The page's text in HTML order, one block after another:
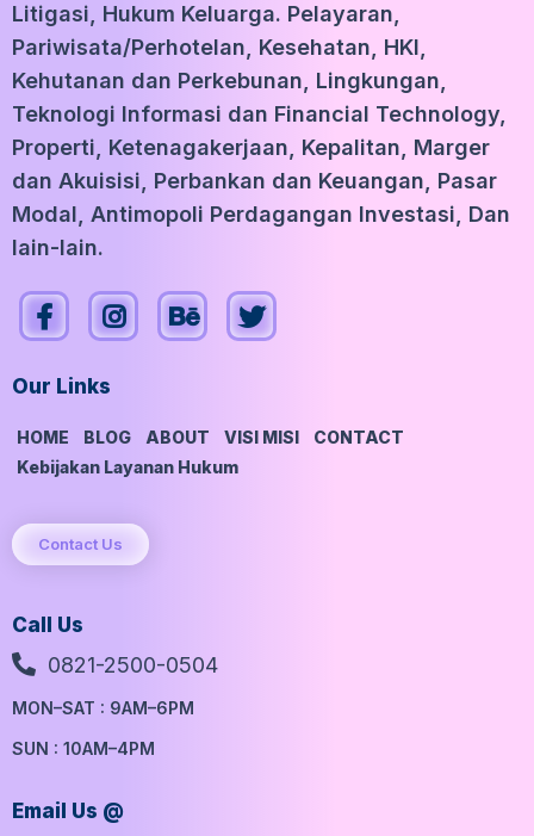
Litigasi, Hukum Keluarga. Pelayaran,
Pariwisata/Perhotelan, Kesehatan, HKI,
Kehutanan dan Perkebunan, Lingkungan,
Teknologi Informasi dan Financial Technology,
Properti, Ketenagakerjaan, Kepalitan, Marger
dan Akuisisi, Perbankan dan Keuangan, Pasar
Modal, Antimopoli Perdagangan Investasi, Dan
lain-lain.
Our Links
HOME BLOG ABOUT VISI MISI
CONTACT
Kebijakan Layanan Hukum
Contact Us
Call Us
0821-2500-0504
MON–SAT : 9AM–6PM
SUN : 10AM–4PM
Email Us @